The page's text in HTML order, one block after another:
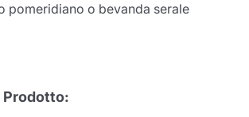
pomeridiano o bevanda serale
Prodotto: